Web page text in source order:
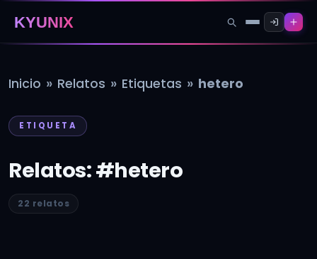
KYUNIX
Inicio » Relatos » Etiquetas » hetero
ETIQUETA
Relatos: #hetero
22 relatos